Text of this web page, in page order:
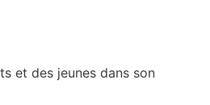
et des jeunes dans son